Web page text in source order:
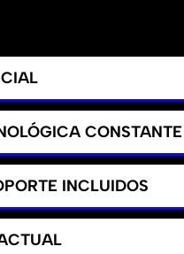
CONSTANTE
INCLUIDOS